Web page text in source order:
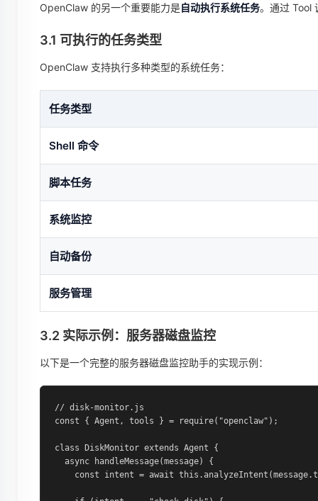
OpenClaw 的另一个重要能力是自动执行系统任务。通过 Tool
3.1 可执行的任务类型
OpenClaw 支持执行多种类型的系统任务：
任务类型
Shell 命令
脚本任务
系统监控
自动备份
服务管理
3.2 实际示例：服务器磁盘监控
以下是一个完整的服务器磁盘监控助手的实现示例：
// disk-monitor.js
const { Agent, tools } = require("openclaw");
class DiskMonitor extends Agent {
  async handleMessage(message) {
const intent = await